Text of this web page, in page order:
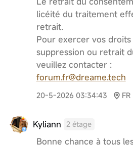
licéité du traitement
retrait.
Pour exercer vos
suppression ou retrait
veuillez contacter :
forum.fr@dreame.tech
20-5-2026 03:34:43 FR
Kyliann 2 étage
Bonne chance à tous